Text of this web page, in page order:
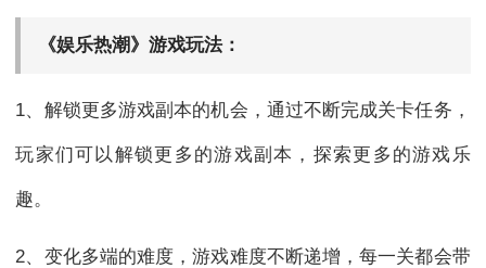
《娱乐热潮》游戏玩法：
1、解锁更多游戏副本的机会，通过不断完成关卡任务，
玩家们可以解锁更多的游戏副本，探索更多的游戏乐
趣。
2、变化多端的难度，游戏难度不断递增，每一关都会带